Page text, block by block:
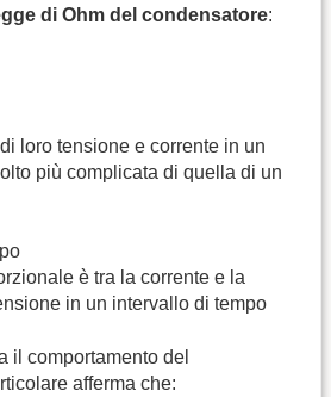
di Ohm del condensatore:
loro tensione e corrente in un
più complicata di quella di un
è tra la corrente e la
in un intervallo di tempo
il comportamento del
afferma che: